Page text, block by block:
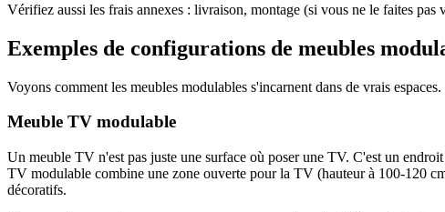
Vérifiez aussi les frais annexes : livraison, montage (si vous ne le faites
Exemples de configurations de meubles
Voyons comment les meubles modulables s'incarnent dans de vrais
Meuble TV modulable
Un meuble TV n'est pas juste une surface où poser une TV. C'est un
TV modulable combine une zone ouverte pour la TV (hauteur à 100-120
décoratifs.